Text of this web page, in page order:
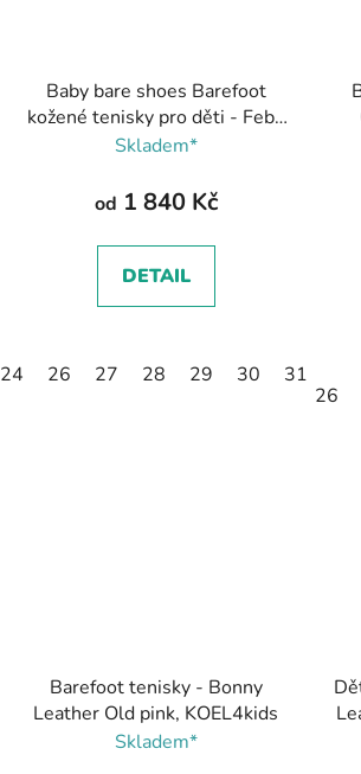
Baby bare shoes Barefoot
kožené tenisky pro děti - Febo
Urban Brown/hnědá
Skladem*
od 1 840 Kč
DETAIL
24 26 27 28 29 30 31
26
Barefoot tenisky - Bonny
Leather Old pink, KOEL4kids
Skladem*